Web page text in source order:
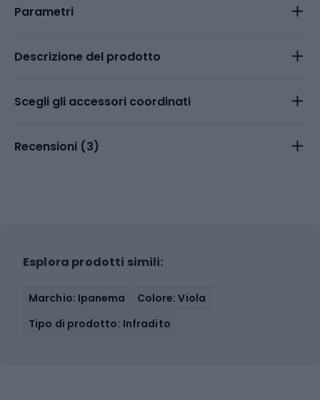
Parametri
Descrizione del prodotto
Scegli gli accessori coordinati
Recensioni (3)
Esplora prodotti simili:
Marchio: Ipanema
Colore: Viola
Tipo di prodotto: Infradito